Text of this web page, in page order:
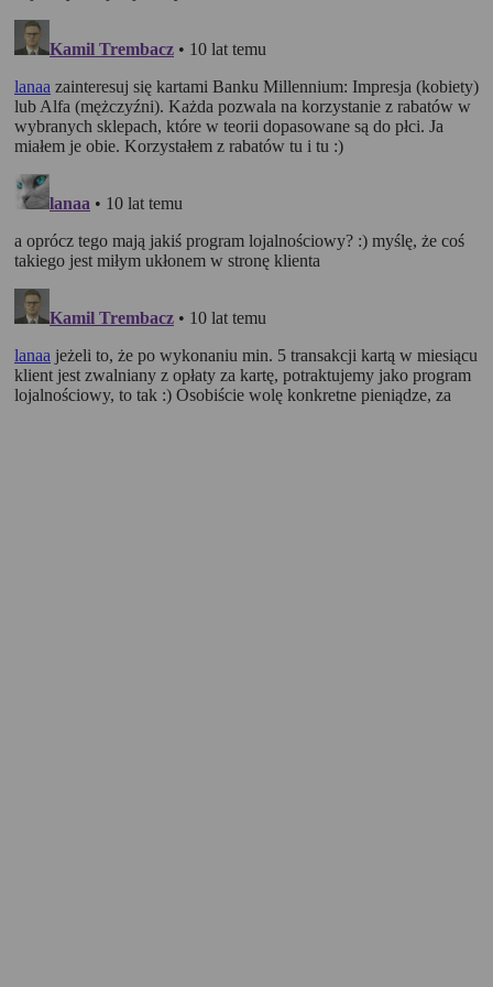
k.)
Rankomat.pl Sp. z o.o. (dawniej: Rankomat Sp. z o. o. Sp. k.), z
przedsiębiorców Krajowego Rejestru Sądowego prowadzonego
przez Sąd Rejonowy dla m.st. Warszawy w Warszawie, XIII
Wydział Gospodarczy Krajowego Rejestru Sądowego, pod
numerem KRS 0000877277, posiadająca nr NIP: 527-275-18-81,
oraz REGON: 363096183, zwana dalej "Rankomat" wykorzystuje
na swoich stronach internetowych technologię "cookies".
Zasady wykorzystania informacji dostarczonych przez
użytkownika w ramach technologii cookies w trakcie korzystania
ze stron internetowych i Rankomat określa niniejszy dokument.
Każdy użytkownik serwisów Rankomat proszony jest o
zapoznanie się z niniejszym dokumentem i zawartymi w nim
informacjami.
Rankomat używa na stronach internetowych swoich serwisów
technologii cookies (tj. plików tekstowych, tzw. ciasteczek) i
innych podobnych technologii do zapisywania informacji o
sposobie korzystania przez użytkownika z tych stron
internetowych.
Każdy użytkownik ma prawo wyboru w zakresie udostępniania